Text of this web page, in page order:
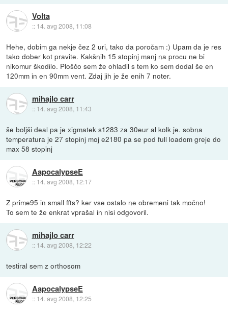
Volta
:: 14. avg 2008, 11:08
Hehe, dobim ga nekje čez 2 uri, tako da poročam :) Upam da je res
tako dober kot pravite. Kakšnih 15 stopinj manj na procu ne bi
nikomur škodilo. Ploščo sem že ohladil s tem ko sem dodal še en
120mm in en 90mm vent. Zdaj jih je že enih 7 noter.
mihajlo carr
:: 14. avg 2008, 11:43
še boljši deal pa je xigmatek s1283 za 30eur al kolk je. sobna
temperatura je 27 stopinj moj e2180 pa se pod full loadom greje do
max 58 stopinj
AapocalypseE
:: 14. avg 2008, 12:17
Z prime95 in small ffts? ker vse ostalo ne obremeni tak močno!
To sem te že enkrat vprašal in nisi odgovoril.
mihajlo carr
:: 14. avg 2008, 12:22
testiral sem z orthosom
AapocalypseE
:: 14. avg 2008, 12:25